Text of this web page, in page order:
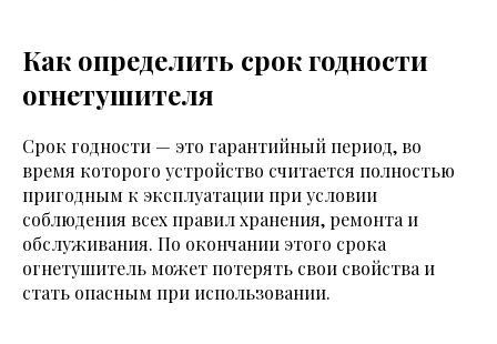
Как определить срок годности
огнетушителя
Срок годности — это гарантийный период, во
время которого устройство считается полностью
пригодным к эксплуатации при условии
соблюдения всех правил хранения, ремонта и
обслуживания. По окончании этого срока
огнетушитель может потерять свои свойства и
стать опасным при использовании.